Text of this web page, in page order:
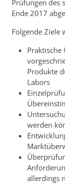
Prüfungen des
Ende 2017
Folgende Ziele
Praktische
Produkte
Labors
werden
allerdings